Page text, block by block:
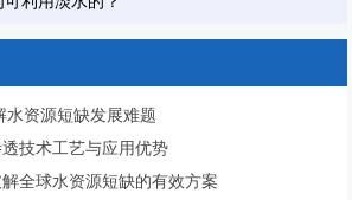
资源短缺发展难题
技术工艺与应用优势
全球水资源短缺的有效方案